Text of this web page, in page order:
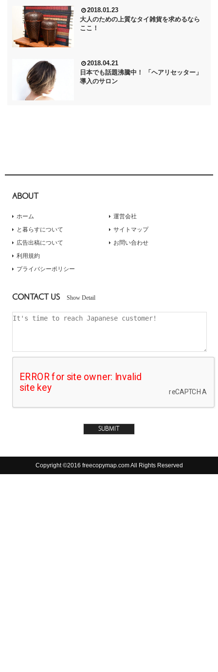
2018.01.23
大人のための上質なタイ雑貨を求めるなら
ここ！
2018.04.21
日本でも話題沸騰中！ 「ヘアリセッター」
導入のサロン
ABOUT
ホーム
と暮らすについて
広告出稿について
運営会社
サイトマップ
お問い合わせ
利用規約
プライバシーポリシー
CONTACT US Show Detail
Copyright ©2016 freecopymap.com All Rights Reserved